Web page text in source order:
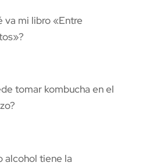
va mi libro «Entre
tomar kombucha en el
alcohol tiene la